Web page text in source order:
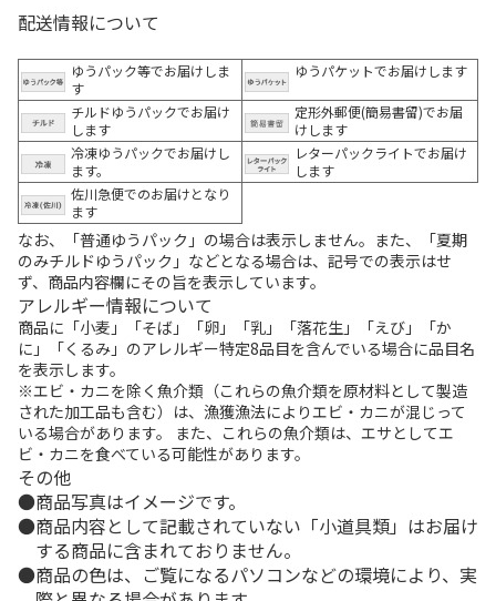
配送情報について
ゆうパック等でお届けしま
す
ゆうパケットでお届けします
チルドゆうパックでお届け
します
定形外郵便(簡易書留)でお届
けします
冷凍ゆうパックでお届けし
ます。
レターパックライトでお届け
します
佐川急便でのお届けとなり
ます
なお、「普通ゆうパック」の場合は表示しません。また、「夏期
のみチルドゆうパック」などとなる場合は、記号での表示はせ
ず、商品内容欄にその旨を表示しています。
アレルギー情報について
商品に「小麦」「そば」「卵」「乳」「落花生」「えび」「か
に」「くるみ」のアレルギー特定8品目を含んでいる場合に品目名
を表示します。
※エビ・カニを除く魚介類（これらの魚介類を原材料として製造
された加工品も含む）は、漁獲漁法によりエビ・カニが混じって
いる場合があります。 また、これらの魚介類は、エサとしてエ
ビ・カニを食べている可能性があります。
その他
商品写真はイメージです。
商品内容として記載されていない「小道具類」はお届け
する商品に含まれておりません。
商品の色は、ご覧になるパソコンなどの環境により、実